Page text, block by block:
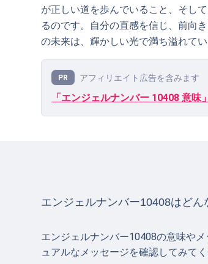
が正しい道を歩んでいること、そし
るのです。自分の直感を信じ、前向
の未来は、輝かしい光で満ち溢れてい
PR アフィリエイト広告を含みます
「エンジェルナンバー 10408 意
エンジェルナンバー10408はどん
エンジェルナンバー10408の意味や
ュアルなメッセージを確認してみてく